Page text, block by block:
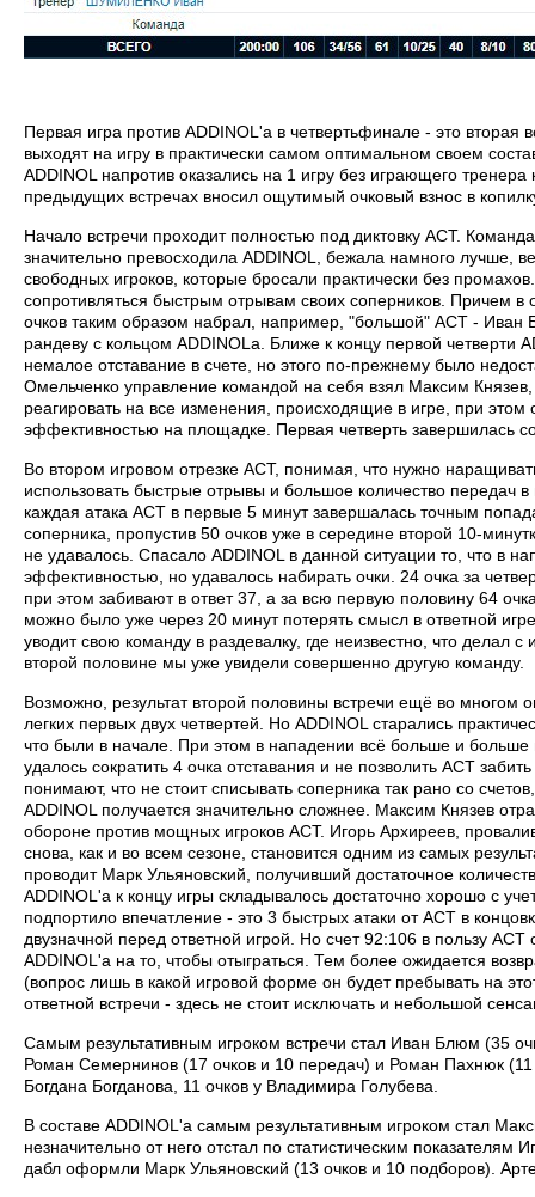
Первая игра против ADDINOL'а в четвертьфинале - это вторая
выходят на игру в практически самом оптимальном своем
ADDINOL напротив оказались на 1 игру без играющего
предыдущих встречах вносил ощутимый очковый взнос в
Начало встречи проходит полностью под диктовку АСТ.
значительно превосходила ADDINOL, бежала намного лучше,
свободных игроков, которые бросали практически без
сопротивляться быстрым отрывам своих соперников. Причем в
очков таким образом набрал, например, "большой" АСТ - Иван
рандеву с кольцом ADDINOLа. Ближе к концу первой четверти
немалое отставание в счете, но этого по-прежнему было
Омельченко управление командой на себя взял Максим
реагировать на все изменения, происходящие в игре, при этом
эффективностью на площадке. Первая четверть завершилась
Во втором игровом отрезке АСТ, понимая, что нужно
использовать быстрые отрывы и большое количество передач
каждая атака АСТ в первые 5 минут завершалась точным
соперника, пропустив 50 очков уже в середине второй 10-
не удавалось. Спасало ADDINOL в данной ситуации то, что в
эффективностью, но удавалось набирать очки. 24 очка за
при этом забивают в ответ 37, а за всю первую половину 64
можно было уже через 20 минут потерять смысл в ответной
уводит свою команду в раздевалку, где неизвестно, что делал
второй половине мы уже увидели совершенно другую команду.
Возможно, результат второй половины встречи ещё во многом
легких первых двух четвертей. Но ADDINOL старались
что были в начале. При этом в нападении всё больше и больше
удалось сократить 4 очка отставания и не позволить АСТ
понимают, что не стоит списывать соперника так рано со
ADDINOL получается значительно сложнее. Максим Князев
обороне против мощных игроков АСТ. Игорь Архиреев,
снова, как и во всем сезоне, становится одним из самых
проводит Марк Ульяновский, получивший достаточное
ADDINOL'а к концу игры складывалось достаточно хорошо с
подпортило впечатление - это 3 быстрых атаки от АСТ в
двузначной перед ответной игрой. Но счет 92:106 в пользу
ADDINOL'а на то, чтобы отыграться. Тем более ожидается
(вопрос лишь в какой игровой форме он будет пребывать на
ответной встречи - здесь не стоит исключать и небольшой
Самым результативным игроком встречи стал Иван Блюм (35
Роман Семернинов (17 очков и 10 передач) и Роман Пахнюк (11
Богдана Богданова, 11 очков у Владимира Голубева.
В составе ADDINOL'а самым результативным игроком стал
незначительно от него отстал по статистическим
дабл оформли Марк Ульяновский (13 очков и 10 подборов).